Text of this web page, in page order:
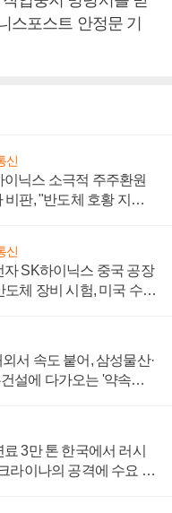
스포스트 안정문 기
신
닉스 소극적 주주환원
비판, "반도체 호황 지속
신
자 SK하이닉스 중국 공장
도체 장비 시험, 미국 수출
서 속도 붙어, 삼성물산·
설에 다가오는 '약속의
3만 톤 한국에서 러시
라이나의 공격에 수요 늘